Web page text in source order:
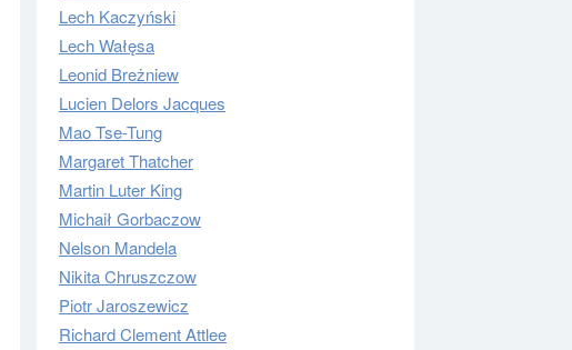
Lech Kaczyński
Lech Wałęsa
Leonid Breżniew
Lucien Delors Jacques
Mao Tse-Tung
Margaret Thatcher
Martin Luter King
Michaił Gorbaczow
Nelson Mandela
Nikita Chruszczow
Piotr Jaroszewicz
Richard Clement Attlee